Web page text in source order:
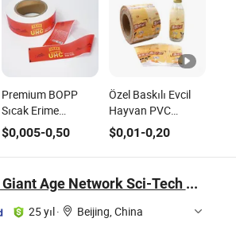
Premium BOPP
Sıcak Erime
Yapıştırıcı Etiketler
OPP BOPP Su
İçecek Bira Gıda
PP Şişe Ürünleri
$0,005-0,50
Özel Baskılı Evcil
Hayvan PVC
Daraltma Etiketleri
Evcil Hayvan PVC
Su İçecek Bira Gıda
Cam Şişe PP Şişe
Ürünleri için
$0,01-0,20
Beijing Giant Age Network Sci-Tech Co., Ltd.
25 yıl·
Beijing, China